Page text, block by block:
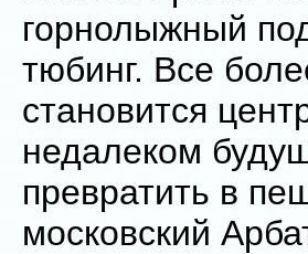
горнолыжный
тюбинг. Все
становится
недалеком
превратить в
московский